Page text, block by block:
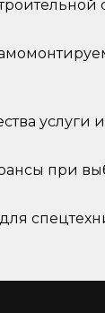
услуги
при